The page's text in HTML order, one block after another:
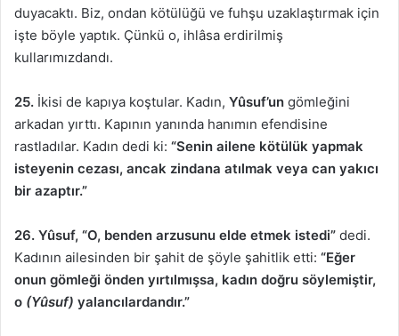
duyacaktı. Biz, ondan kötülüğü ve fuhşu uzaklaştırmak için
işte böyle yaptık. Çünkü o, ihlâsa erdirilmiş
kullarımızdandı.
25. İkisi de kapıya koştular. Kadın, Yûsuf’un gömleğini
arkadan yırttı. Kapının yanında hanımın efendisine
rastladılar. Kadın dedi ki: “Senin ailene kötülük yapmak
isteyenin cezası, ancak zindana atılmak veya can yakıcı
bir azaptır.”
26. Yûsuf, “O, benden arzusunu elde etmek istedi” dedi.
Kadının ailesinden bir şahit de şöyle şahitlik etti: “Eğer
onun gömleği önden yırtılmışsa, kadın doğru söylemiştir,
o (Yûsuf) yalancılardandır.”